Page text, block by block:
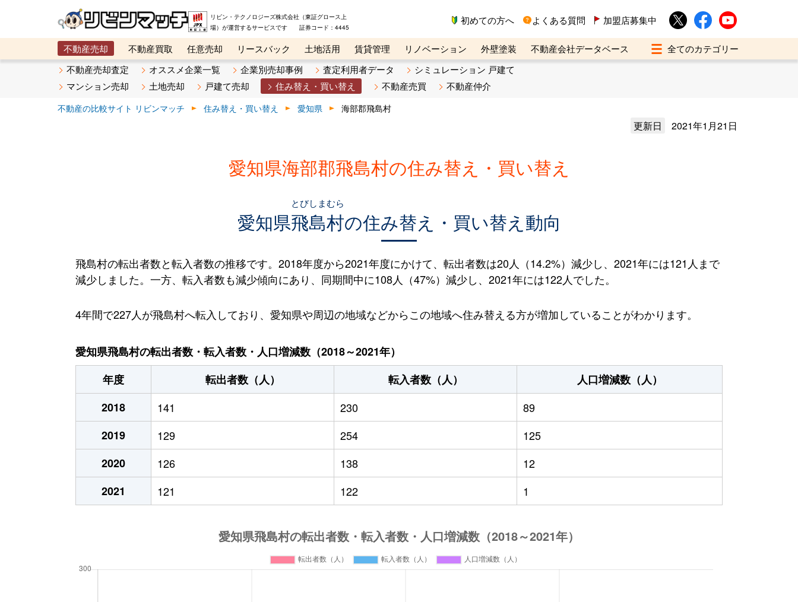
リビン・テクノロジーズ株式会社（東証グロース上
場）が運営するサービスです 証券コード：4445
初めての方へ よくある質問 加盟店募集中
不動産売却 不動産買取 任意売却 リースバック 土地活用 賃貸管理 リノベーション 外壁塗装
不動産会社データベース
メタ住宅展示場
ベスト不動産カンパニー オンライン講座 リビンマガジンBiz 不動産売却ご相談デスク
不動産売却査定 オススメ企業一覧 企業別売却事例 査定利用者データ
シミュレーション 戸建て
マンション売却
土地売却 戸建て売却 住み替え・買い替え 不動産売買 不動産仲介
不動産の比較サイト リビンマッチ 住み替え・買い替え 愛知県 海部郡飛島村
更新日 2021年1月21日
愛知県海部郡飛島村の住み替え・買い替え
愛知県飛島村
とびしまむら
の住み替え・買い替え動向
飛島村の転出者数と転入者数の推移です。2018年度から2021年度にかけて、転出者数は20人（14.2%）減少し、2021年には121人まで
減少しました。一方、転入者数も減少傾向にあり、同期間中に108人（47%）減少し、2021年には122人でした。
4年間で227人が飛島村へ転入しており、愛知県や周辺の地域などからこの地域へ住み替える方が増加していることがわかります。
愛知県飛島村の転出者数・転入者数・人口増減数（2018～2021年）
年度
転出者数（人） 転入者数（人）
人口増減数（人）
2018
141 230
89
2019
129 254
125
2020
126 138
12
2021
121 122 1